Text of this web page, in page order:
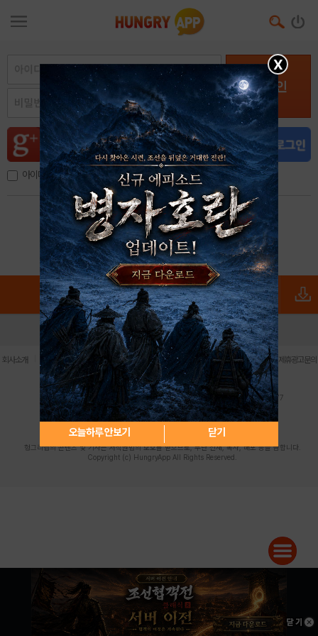
로그인
아이디, 이메일 저장
아이디 / 비밀번호 찾기 회원가입
X
오늘하루 안보기 닫기
로그인 PC버전 전체앱
회사소개 이용약관 | 개인정보 처리방침 | 청소년 보호정책 | 불법촬영물 신고센터 | 제휴광고문의
사업자등록번호:119-86-61101 (주)스마트나우 대표이사:송현두
주소: 서울시 금천구 가산디지털1로 171 연락처:063-284-8635 팩스:02-6265-0377
청소년보호책임자:김동욱desk@hungryapp.co.kr
등록번호:서울아02322 | 등록일자:2016년4월25일
발행인:(주)스마트나우 송현두 | 편집인:김동욱
헝그리앱의 콘텐츠 및 기사는 저작권법의 보호를 받으므로, 무단 전재, 복사, 배포 등을 금합니다.
Copyright (c) HungryApp All Rights Reserved.